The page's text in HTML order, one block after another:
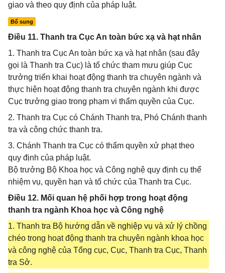
giao và theo quy định của pháp luật.
Bổ sung
Điều 11. Thanh tra Cục An toàn bức xạ và hạt nhân
1. Thanh tra Cục An toàn bức xạ và hạt nhân (sau đây
gọi là Thanh tra Cục) là tổ chức tham mưu giúp Cục
trưởng triển khai hoạt động thanh tra chuyên ngành và
thực hiện hoạt động thanh tra chuyên ngành khi được
Cục trưởng giao trong phạm vi thẩm quyền của Cục.
2. Thanh tra Cục có Chánh Thanh tra, Phó Chánh thanh
tra và công chức thanh tra.
3. Chánh Thanh tra Cục có thẩm quyền xử phạt theo
quy định của pháp luật.
Bộ trưởng Bộ Khoa học và Công nghệ quy định cụ thể
nhiệm vụ, quyền hạn và tổ chức của Thanh tra Cục.
Điều 12. Mối quan hệ phối hợp trong hoạt động
thanh tra ngành Khoa học và Công nghệ
1. Thanh tra Bộ hướng dẫn về nghiệp vụ và xử lý chồng
chéo trong hoạt động thanh tra chuyên ngành khoa học
và công nghệ của Tổng cục, Cục, Thanh tra Cục, Thanh
tra Sở.